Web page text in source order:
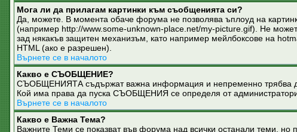
Мога ли да прилагам картинки към съобщенията си?
Да, можете. В момента обаче форума не позволява ъплоуд на
(например http://www.some-unknown-place.net/my-picture.gif). Не
зад някакъв защитен механизъм, като например мейлбоксове на
HTML (ако е разрешен).
Върнете се в началото
Какво е СЪОБЩЕНИЕ?
СЪОБЩЕНИЯТА съдържат важна информация и непременно трябва
Кой има права да пуска СЪОБЩЕНИЯ се определя от
Върнете се в началото
Какво е Важна Тема?
Важните Теми се показват във форума над всички останали теми,